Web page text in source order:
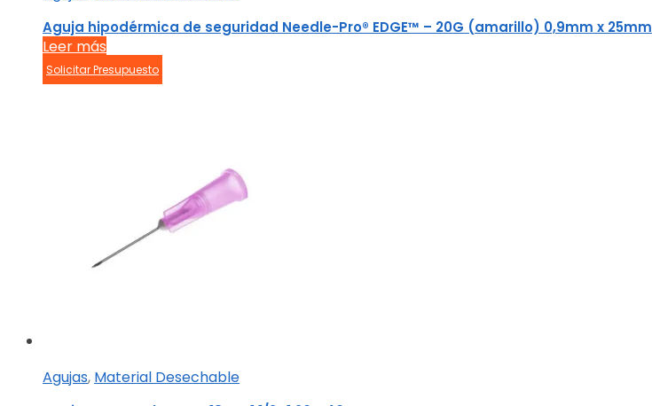
Aguja hipodérmica de seguridad Needle-Pro® EDGE™ – 20G (amarillo) 0,9mm x 25mm
Leer más
Solicitar Presupuesto
Agujas, Material Desechable